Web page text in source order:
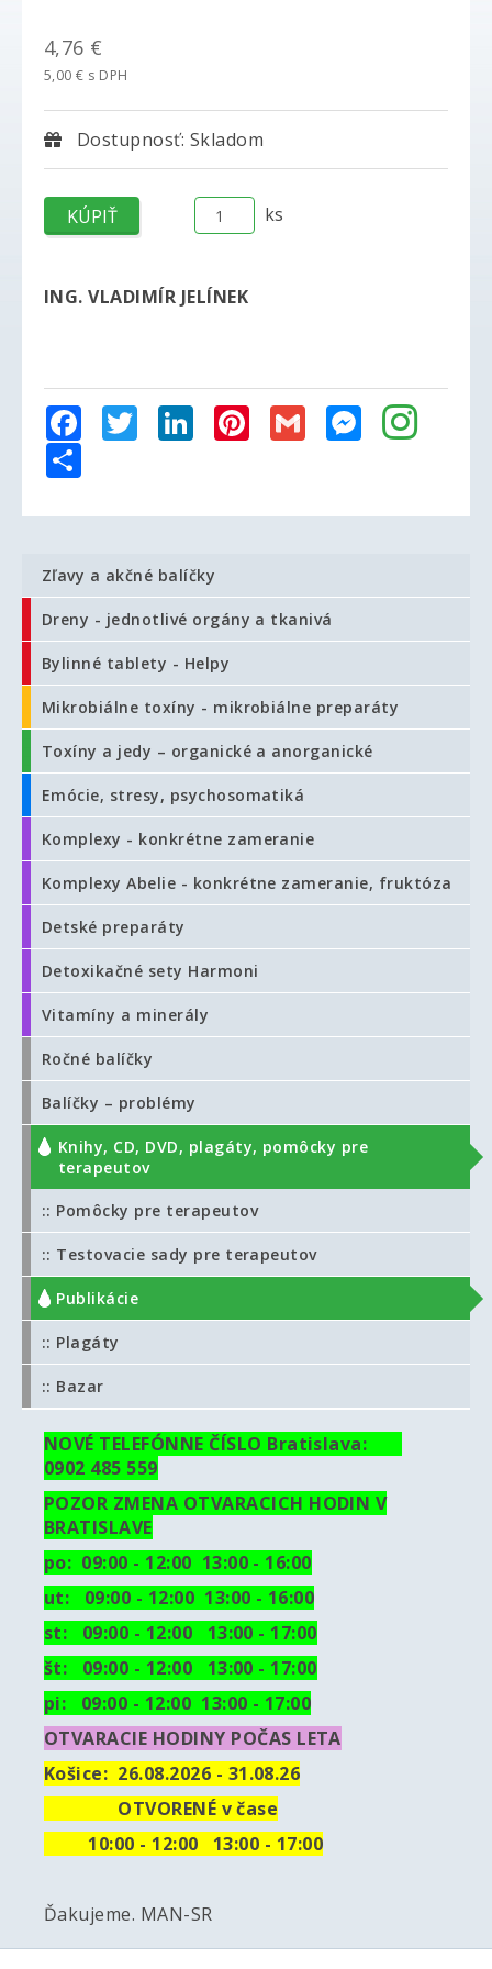
4,76 €
5,00 € s DPH
Dostupnosť: Skladom
ks
ING. VLADIMÍR JELÍNEK
FacebookTwitterLinkedInPinterest
Gmail Messenger
Zľavy a akčné balíčky
Dreny - jednotlivé orgány a tkanivá
Bylinné tablety - Helpy
Mikrobiálne toxíny - mikrobiálne preparáty
Toxíny a jedy – organické a anorganické
Emócie, stresy, psychosomatiká
Komplexy - konkrétne zameranie
Komplexy Abelie - konkrétne zameranie, fruktóza
Detské preparáty
Detoxikačné sety Harmoni
Vitamíny a minerály
Ročné balíčky
Balíčky – problémy
Knihy, CD, DVD, plagáty, pomôcky pre
terapeutov
:: Pomôcky pre terapeutov
:: Testovacie sady pre terapeutov
:: Publikácie
:: Plagáty
:: Bazar
NOVÉ TELEFÓNNE ČÍSLO Bratislava:
0902 485 559
POZOR ZMENA OTVARACICH HODIN V
BRATISLAVE
po: 09:00 - 12:00 13:00 - 16:00
ut: 09:00 - 12:00 13:00 - 16:00
st: 09:00 - 12:00 13:00 - 17:00
št: 09:00 - 12:00 13:00 - 17:00
pi: 09:00 - 12:00 13:00 - 17:00
OTVARACIE HODINY POČAS LETA
Košice: 26.08.2026 - 31.08.26
OTVORENÉ v čase
10:00 - 12:00 13:00 - 17:00
Ďakujeme. MAN-SR